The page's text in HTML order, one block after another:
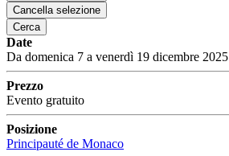
Cancella selezione
Cerca
Date
Da domenica 7 a venerdì 19 dicembre 2025
Prezzo
Evento gratuito
Posizione
Principauté de Monaco